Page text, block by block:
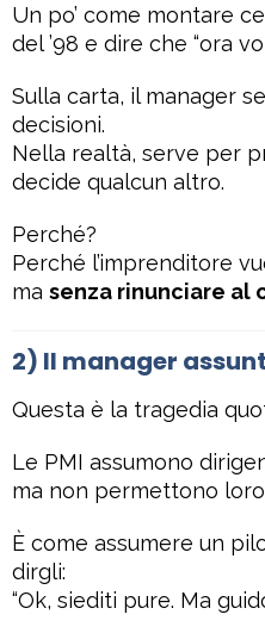
Un po’ come montare
del ’98 e dire che “ora
Sulla carta, il manager
decisioni.
Nella realtà, serve per
decide qualcun altro.
Perché?
Perché l’imprenditore
ma senza rinunciare
2) Il manager
Questa è la tragedia
Le PMI assumono
ma non permettono
È come assumere un
dirgli:
“Ok, siediti pure. Ma